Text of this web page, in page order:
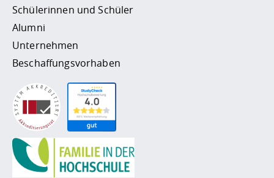
Schülerinnen und Schüler
Alumni
Unternehmen
Beschaffungsvorhaben